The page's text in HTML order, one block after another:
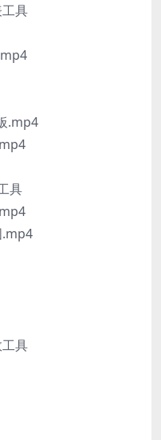
具
.mp4
具
.mp4
具